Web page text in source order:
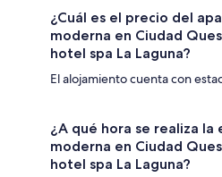
¿Cuál es el precio del
moderna en Ciudad
hotel spa La Laguna?
El alojamiento cuenta con
¿A qué hora se realiza
moderna en Ciudad
hotel spa La Laguna?